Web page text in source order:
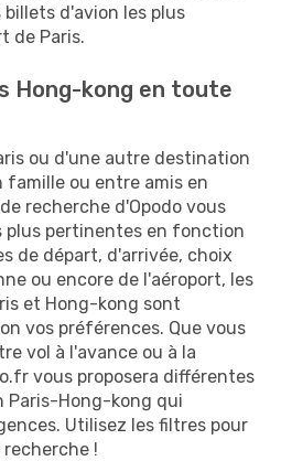
d'avion les plus
de Paris.
Hong-kong en toute
ou d'une autre destination
ou entre amis en
recherche d'Opodo vous
plus pertinentes en fonction
de départ, d'arrivée, choix
ou encore de l'aéroport, les
et Hong-kong sont
vos préférences. Que vous
vol à l'avance ou à la
vous proposera différentes
Paris-Hong-kong qui
Utilisez les filtres pour
!